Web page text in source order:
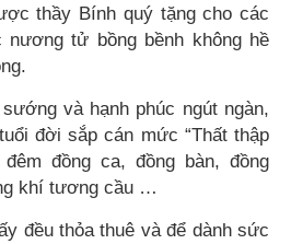
thầy Bính quý tặng cho các
nương tử bồng bềnh không hề
và hạnh phúc ngút ngàn,
đời sắp cán mức “Thất thập
đồng ca, đồng bàn, đồng
khí tương cầu …
đều thỏa thuê và để dành sức